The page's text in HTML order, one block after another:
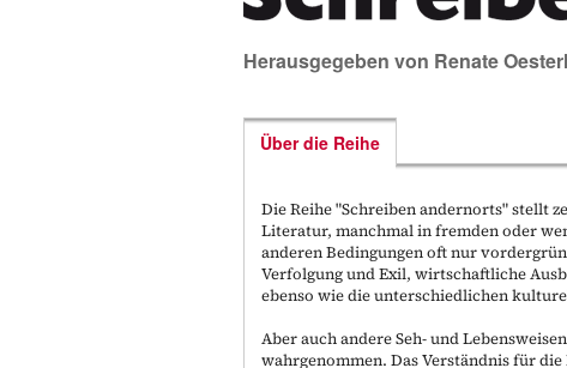
Herausgegeben von Renate
Über die Reihe
Die Reihe "Schreiben andernorts" stellt
Literatur, manchmal in fremden oder
anderen Bedingungen oft nur
Verfolgung und Exil, wirtschaftliche
ebenso wie die unterschiedlichen
Aber auch andere Seh- und
wahrgenommen. Das Verständnis für